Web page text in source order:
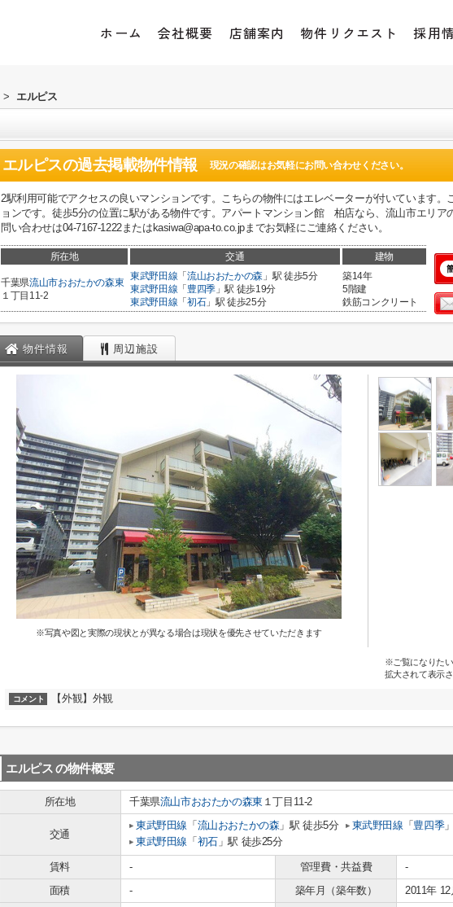
ホーム 会社概要 店舗案内 物件リクエスト 採用
> エルピス
エルピスの過去掲載物件情報 現況の確認はお気軽にお問い合わせください。
2駅利用可能でアクセスの良いマンションです。こちらの物件にはエレベーターが付いています。
ョンです。徒歩5分の位置に駅がある物件です。アパートマンション館 柏店なら、流山市エリア
問い合わせは04-7167-1222またはkasiwa@apa-to.co.jpまでお気軽にご連絡ください。
所在地 交通 建物
千葉県流山市おおたかの森東
１丁目11-2
東武野田線 「 流山おおたかの森 」駅 徒歩5分
東武野田線 「 豊四季」駅 徒歩19分
東武野田線 「 初石」駅 徒歩25分
築14年
5階建
鉄筋コンクリート
物件情報 周辺施設
※写真や図と実際の現状とが異なる場合は現状を優先させていただきます
※ご覧になりた
拡大されて表示さ
コメント 【外観】外観
エルピス の物件概要
所在地 千葉県流山市おおたかの森東 １丁目11-2
交通
東武野田線 「 流山おおたかの森 」駅 徒歩5分 東武野田線 「 豊四季
東武野田線 「 初石」駅 徒歩25分
賃料 - 管理費・共益費
-
面積
- 築年月（築年数） 2011年